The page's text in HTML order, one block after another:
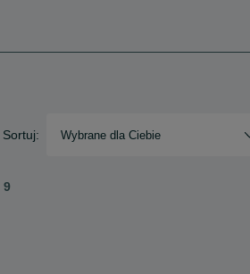
Sortuj: Wybrane dla Ciebie
9